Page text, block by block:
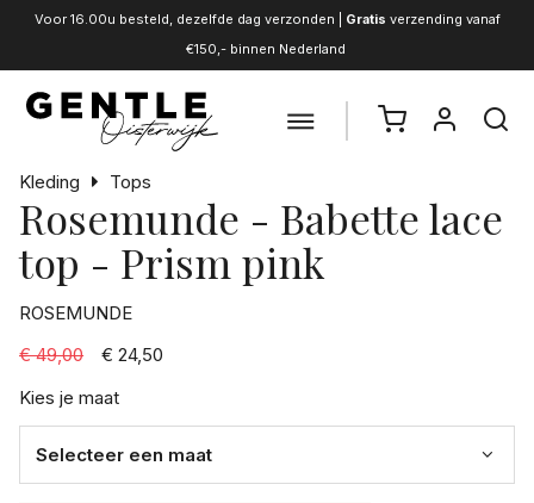
Voor 16.00u besteld, dezelfde dag verzonden | Gratis verzending vanaf
€150,- binnen Nederland
Kleding Tops
Rosemunde - Babette lace
top - Prism pink
ROSEMUNDE
€ 49,00
€ 24,50
Kies je maat